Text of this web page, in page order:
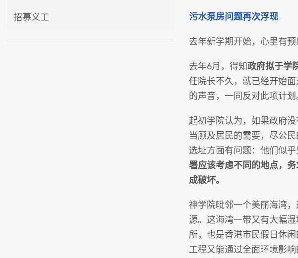
招募义工 污水泵房问题再次浮现
去年新学期开始，心里有
去年6月，得知政府拟于学
任院长不久，就已经开始
的声音，一同反对此项计划
起初学院认为，如果政府
当顾及居民的需要，尽公
选址方面有问题：他们似
署应该考虑不同的地点，
成破坏。
神学院毗邻一个美丽海湾
源。这海湾一带又有大幅
所，也是香港市民假日休
工程又能通过全面环境影